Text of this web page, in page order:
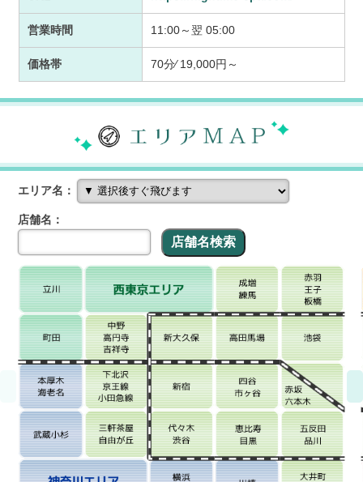
営業時間 11:00～翌 05:00
価格帯 70分⁄ 19,000円～
エリア名：
店舗名：